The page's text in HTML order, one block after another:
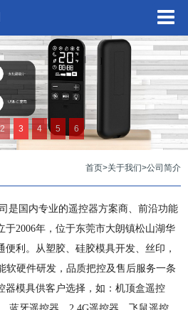
2 3 4 5 6
首页>关于我们>公司简介
国内专业的遥控器方案商、前沿功能
于2006年，位于东莞市大朗镇松山湖华
利。从塑胶、硅胶模具开发、丝印，
软硬件研发，品质把控及售后服务一条
器模具供客户选择，如：机顶盒遥控